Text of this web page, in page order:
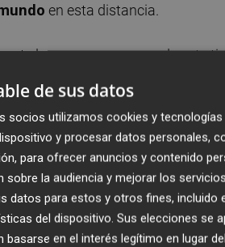
en esta distancia.
lo que un programa de este
y una visión mucho más
amplia dentro de Ford
Jet 1800. Ambos programas nos
la óptica de Ford. Nos retaron
de las baterías, la calibración,
conjunto capaz de rendir de
de sus datos
socios utilizamos cookies y
y procesar datos personales,
para ofrecer anuncios y contenido
sobre la audiencia y mejorar los
datos para estos y otros fines, incluido
del dispositivo. Sus elecciones se
basarse en el interés legítimo en lugar